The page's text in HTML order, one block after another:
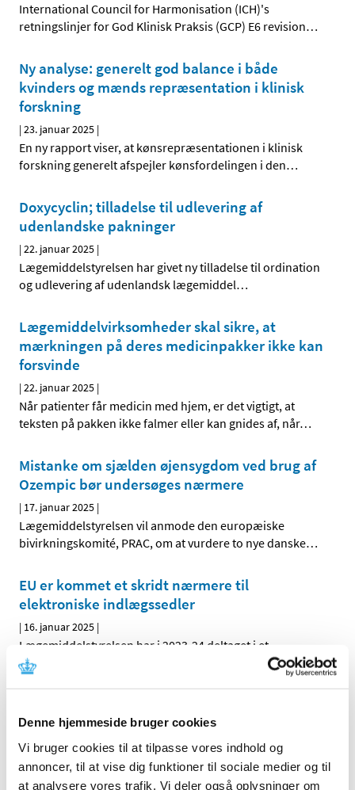
Denne hjemmeside bruger cookies
Vi bruger cookies til at tilpasse vores indhold og
annoncer, til at vise dig funktioner til sociale medier og til
at analysere vores trafik. Vi deler også oplysninger om
International Council for Harmonisation (ICH)'s
retningslinjer for God Klinisk Praksis (GCP) E6 revision…
Ny analyse: generelt god balance i både
kvinders og mænds repræsentation i klinisk
forskning
|23. januar 2025 |
En ny rapport viser, at kønsrepræsentationen i klinisk
forskning generelt afspejler kønsfordelingen i den…
Doxycyclin; tilladelse til udlevering af
udenlandske pakninger
|22. januar 2025 |
Lægemiddelstyrelsen har givet ny tilladelse til ordination
og udlevering af udenlandsk lægemiddel…
Lægemiddelvirksomheder skal sikre, at
mærkningen på deres medicinpakker ikke kan
forsvinde
|22. januar 2025 |
Når patienter får medicin med hjem, er det vigtigt, at
teksten på pakken ikke falmer eller kan gnides af, når…
Mistanke om sjælden øjensygdom ved brug af
Ozempic bør undersøges nærmere
| 17. januar 2025 |
Lægemiddelstyrelsen vil anmode den europæiske
bivirkningskomité, PRAC, om at vurdere to nye danske…
EU er kommet et skridt nærmere til
elektroniske indlægssedler
| 16. januar 2025 |
Lægemiddelstyrelsen har i 2023-24 deltaget i et
pilotprojekt, der skal bane vej for at anvende
lægemiddelinduceret leverskade og nye
anbefalinger om monitorering af
leverfunktionen før og under behandling
|15. januar 2025|